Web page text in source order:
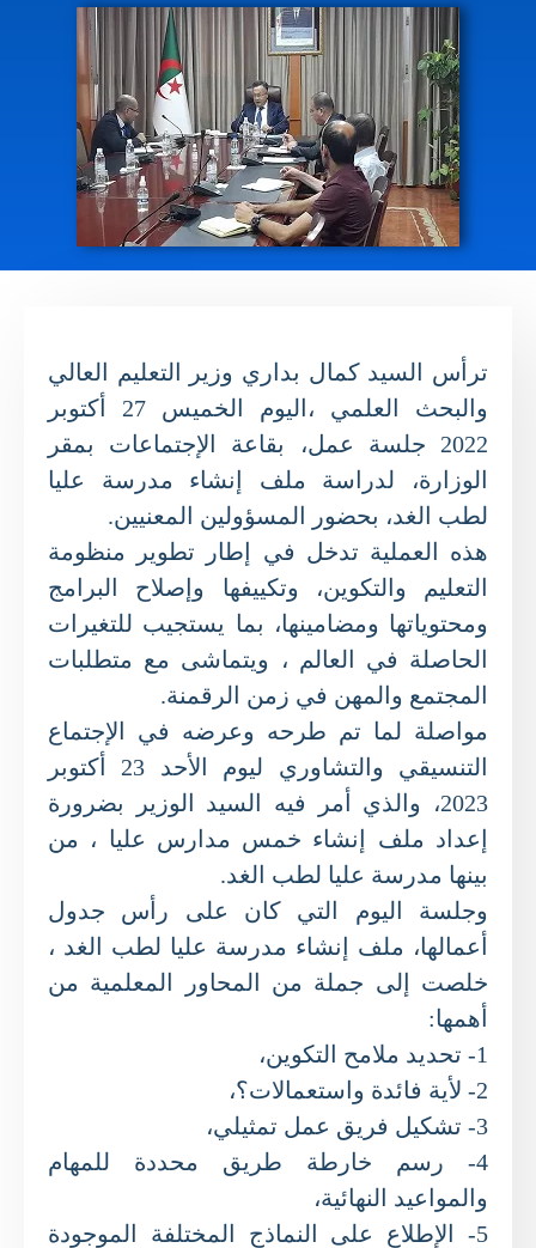
ترأس السيد كمال بداري وزير التعليم العالي
والبحث العلمي ،اليوم الخميس 27 أكتوبر
2022 جلسة عمل، بقاعة الإجتماعات بمقر
الوزارة، لدراسة ملف إنشاء مدرسة عليا
لطب الغد، بحضور المسؤولين المعنيين.
هذه العملية تدخل في إطار تطوير منظومة
التعليم والتكوين، وتكييفها وإصلاح البرامج
ومحتوياتها ومضامينها، بما يستجيب للتغيرات
الحاصلة في العالم ، ويتماشى مع متطلبات
المجتمع والمهن في زمن الرقمنة.
مواصلة لما تم طرحه وعرضه في الإجتماع
التنسيقي والتشاوري ليوم الأحد 23 أكتوبر
2023، والذي أمر فيه السيد الوزير بضرورة
إعداد ملف إنشاء خمس مدارس عليا ، من
بينها مدرسة عليا لطب الغد.
وجلسة اليوم التي كان على رأس جدول
أعمالها، ملف إنشاء مدرسة عليا لطب الغد ،
خلصت إلى جملة من المحاور المعلمية من
أهمها:
2- لأية فائدة واستعمالات؟،
3- تشكيل فريق عمل تمثيلي،
4- رسم خارطة طريق محددة للمهام
والمواعيد النهائية،
5- الإطلاع على النماذج المختلفة الموجودة